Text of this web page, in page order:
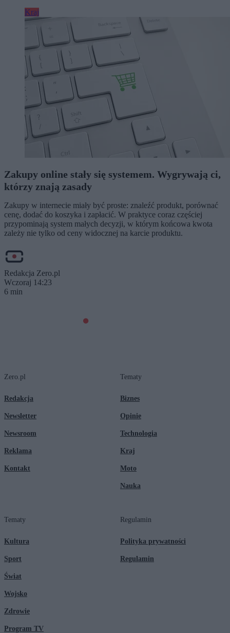
Kraj
Zakupy online stały się systemem. Wygrywają ci,
którzy znają zasady
Zakupy w internecie miały być proste: znaleźć produkt, porównać
cenę, dodać do koszyka i zapłacić. W praktyce coraz częściej
przypominają system małych decyzji, w którym końcowa kwota
zależy nie tylko od ceny widocznej na karcie produktu.
Redakcja Zero.pl
Wczoraj 14:23
6 min
Zero.pl
Redakcja
Newsletter
Newsroom
Reklama
Kontakt
Tematy
Biznes
Opinie
Technologia
Kraj
Moto
Nauka
Tematy
Kultura
Sport
Świat
Wojsko
Zdrowie
Program TV
Regulamin
Polityka prywatności
Regulamin